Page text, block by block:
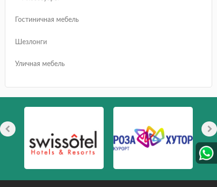
Гостиничная мебель
Шезлонги
Уличная мебель